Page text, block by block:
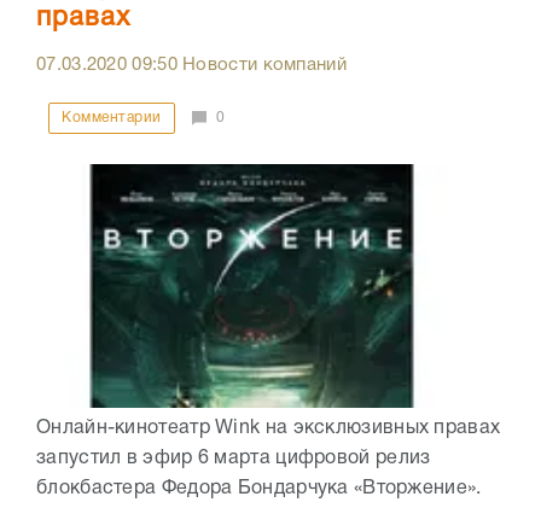
правах
07.03.202009:50Новости компаний
Комментарии 0
Онлайн-кинотеатр Wink на эксклюзивных правах
запустил в эфир 6 марта цифровой релиз
блокбастера Федора Бондарчука «Вторжение».